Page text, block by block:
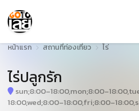
หน้าแรก สถานที่ท่องเที่ยว ไร่
ไร่ปลูกรัก